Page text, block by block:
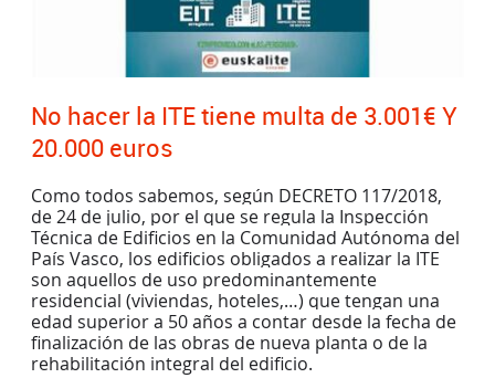
No hacer la ITE tiene multa de 3.001€ Y
20.000 euros
Como todos sabemos, según DECRETO 117/2018,
de 24 de julio, por el que se regula la Inspección
Técnica de Edificios en la Comunidad Autónoma del
País Vasco, los edificios obligados a realizar la ITE
son aquellos de uso predominantemente
residencial (viviendas, hoteles,…) que tengan una
edad superior a 50 años a contar desde la fecha de
finalización de las obras de nueva planta o de la
rehabilitación integral del edificio.